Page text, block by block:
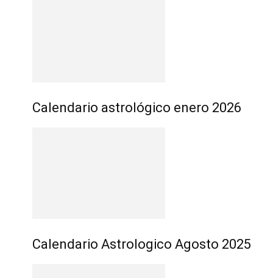
Calendario astrológico enero 2026
Calendario Astrologico Agosto 2025